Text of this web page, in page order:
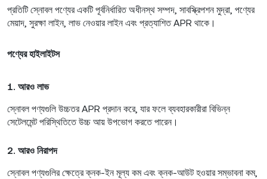
প্রতিটি স্নোবল পণ্যের একটি পূর্বনির্ধারিত অধীনস্থ সম্পদ, সাবস্ক্রিপশন মুদ্রা, পণ্যের
মেয়াদ, সুরক্ষা লাইন, লাভ নেওয়ার লাইন এবং প্রত্যাশিত APR থাকে।
পণ্যের হাইলাইটস
1. আরও লাভ
স্নোবল পণ্যগুলি উচ্চতর APR প্রদান করে, যার ফলে ব্যবহারকারীরা বিভিন্ন
সেটেলমেন্ট পরিস্থিতিতে উচ্চ আয় উপভোগ করতে পারেন।
2. আরও নিরাপদ
স্নোবল পণ্যগুলির ক্ষেত্রে ক্নক-ইন মূল্য কম এবং ক্নক-আউট হওয়ার সম্ভাবনা কম,